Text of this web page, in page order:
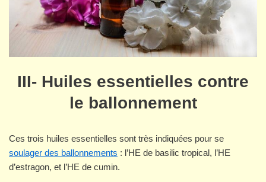
III- Huiles essentielles contre
le ballonnement
Ces trois huiles essentielles sont très indiquées pour se
soulager des ballonnements : l’HE de basilic tropical, l’HE
d’estragon, et l’HE de cumin.